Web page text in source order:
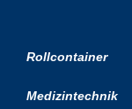
Rollcontainer
Medizintechnik